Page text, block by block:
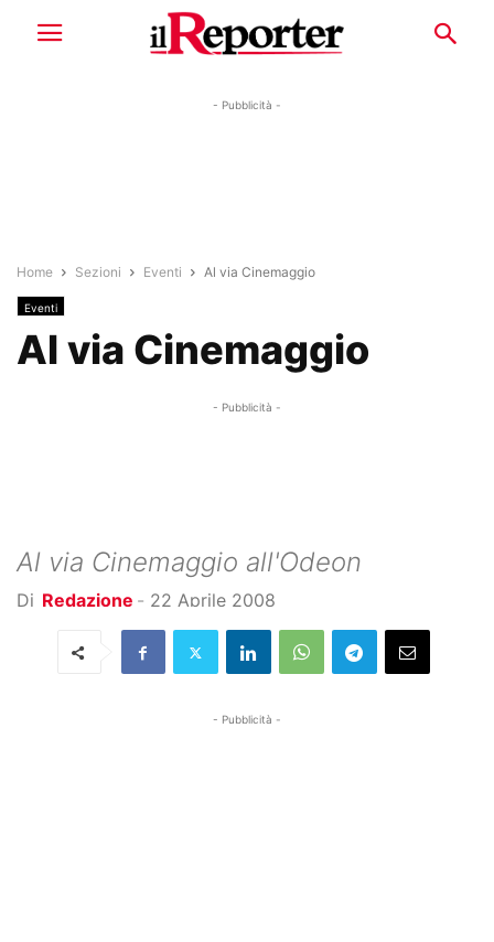
- Pubblicità -
Home Sezioni Eventi Al via Cinemaggio
Eventi
Al via Cinemaggio
- Pubblicità -
Al via Cinemaggio all'Odeon
Di Redazione - 22 Aprile 2008
- Pubblicità -